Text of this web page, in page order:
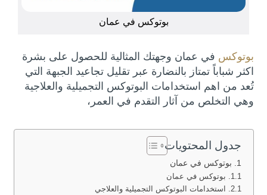
بوتوكس في عمان
بوتوكس في عمان وجهتك المثالية للحصول على بشرة
اكثر شباباً تمتاز بالنضارة عبر تقليل تجاعيد الجبهة التي
تُعد من اهم استخدامات البوتوكس التجميلية والعلاجية
وهي التخلص من آثار التقدم في العمر،
جدول المحتويات
بوتوكس في عمان
بوتوكس في عمان
استخدامات البوتوكس التجميلية والعلاجي